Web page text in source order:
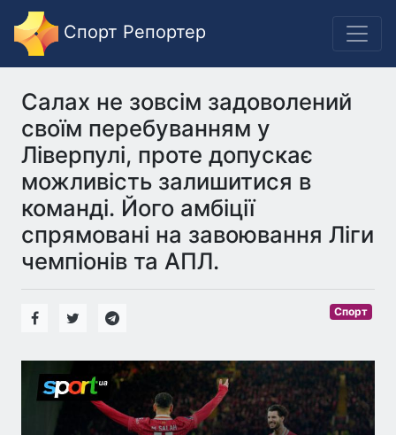
Спорт Репортер
Салах не зовсім задоволений
своїм перебуванням у
Ліверпулі, проте допускає
можливість залишитися в
команді. Його амбіції
спрямовані на завоювання Ліги
чемпіонів та АПЛ.
Спорт